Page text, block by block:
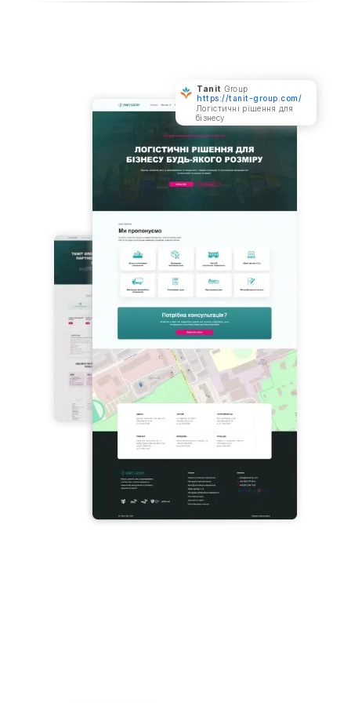
Tanit Group
https://tanit-group.com/
Логістичні рішення для
бізнесу